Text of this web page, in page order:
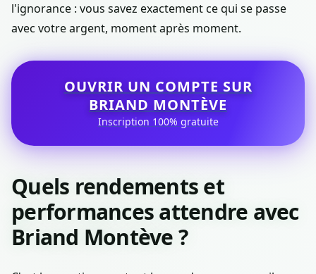
l'ignorance : vous savez exactement ce qui se passe
avec votre argent, moment après moment.
OUVRIR UN COMPTE SUR
BRIAND MONTÈVE
Inscription 100% gratuite
Quels rendements et
performances attendre avec
Briand Montève ?